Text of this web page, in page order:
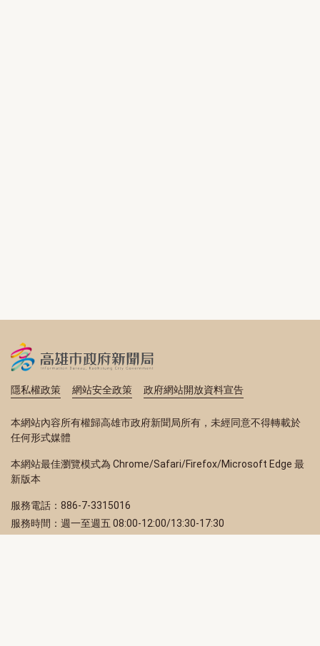
隱私權政策 網站安全政策 政府網站開放資料宣告
本網站內容所有權歸高雄市政府新聞局所有，未經同意不得轉載於
任何形式媒體
本網站最佳瀏覽模式為 Chrome/Safari/Firefox/Microsoft Edge 最
新版本
服務電話：886-7-3315016
服務時間：週一至週五 08:00-12:00/13:30-17:30